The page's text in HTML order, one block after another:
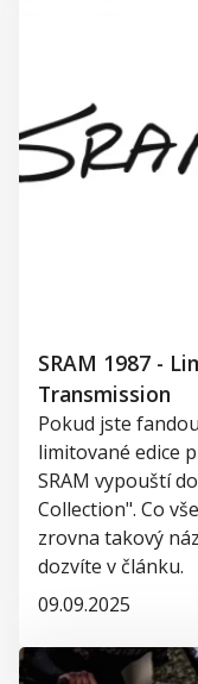
SRAM 1987 -
Transmission
Pokud jste
limitované edice
SRAM vypouští
Collection". Co
zrovna takový
dozvíte v článku.
09.09.2025